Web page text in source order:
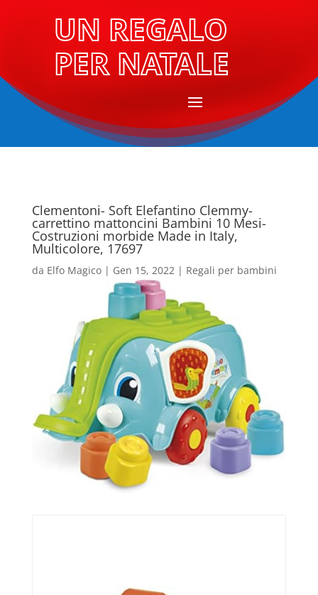
UN REGALO
PER NATALE
Clementoni- Soft Elefantino Clemmy-
carrettino mattoncini Bambini 10 Mesi-
Costruzioni morbide Made in Italy,
Multicolore, 17697
da Elfo Magico| Gen 15, 2022| Regali per bambini